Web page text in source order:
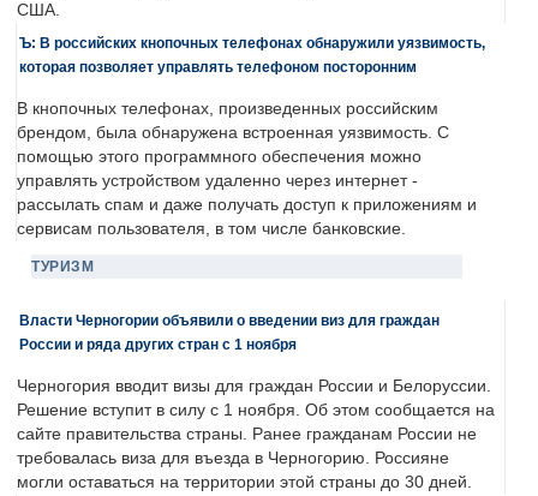
США.
Ъ: В российских кнопочных телефонах обнаружили уязвимость,
которая позволяет управлять телефоном посторонним
В кнопочных телефонах, произведенных российским
брендом, была обнаружена встроенная уязвимость. С
помощью этого программного обеспечения можно
управлять устройством удаленно через интернет -
рассылать спам и даже получать доступ к приложениям и
сервисам пользователя, в том числе банковские.
ТУРИЗМ
Власти Черногории объявили о введении виз для граждан
России и ряда других стран с 1 ноября
Черногория вводит визы для граждан России и Белоруссии.
Решение вступит в силу с 1 ноября. Об этом сообщается на
сайте правительства страны. Ранее гражданам России не
требовалась виза для въезда в Черногорию. Россияне
могли оставаться на территории этой страны до 30 дней.